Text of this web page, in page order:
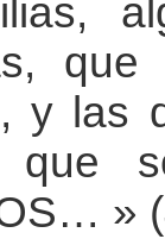
y las
que
»